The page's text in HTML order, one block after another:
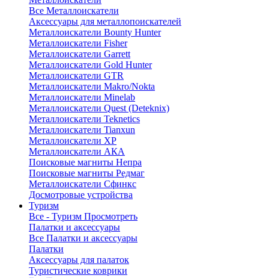
Все Металлоискатели
Аксессуары для металлопоискателей
Металлоискатели Bounty Hunter
Металлоискатели Fisher
Металлоискатели Garrett
Металлоискатели Gold Hunter
Металлоискатели GTR
Металлоискатели Makro/Nokta
Металлоискатели Minelab
Металлоискатели Quest (Deteknix)
Металлоискатели Teknetics
Металлоискатели Tianxun
Металлоискатели XP
Металлоискатели АКА
Поисковые магниты Непра
Поисковые магниты Редмаг
Металлоискатели Сфинкс
Досмотровые устройства
Туризм
Все - Туризм Просмотреть
Палатки и аксессуары
Все Палатки и аксессуары
Палатки
Аксессуары для палаток
Туристические коврики